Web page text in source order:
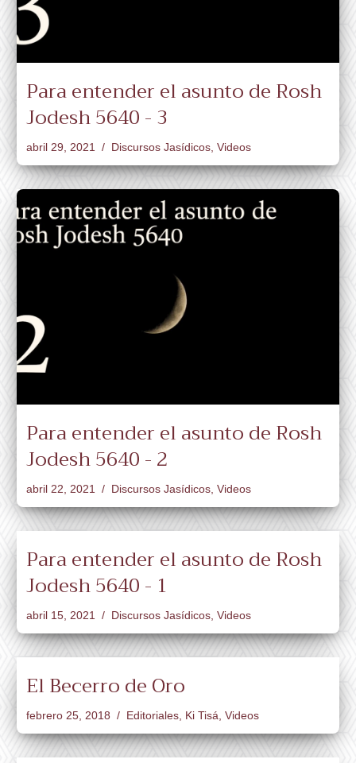
Para entender el asunto de Rosh
Jodesh 5640 - 3
abril 29, 2021 Discursos Jasídicos, Videos
Para entender el asunto de Rosh
Jodesh 5640 - 2
abril 22, 2021 Discursos Jasídicos Videos
Para entender el asunto de Rosh
Jodesh 5640 - 1
abril 15, 2021 Discursos Jasídicos Videos
El Becerro de Oro
febrero 25, 2018 Editoriales Ki Tisá Videos